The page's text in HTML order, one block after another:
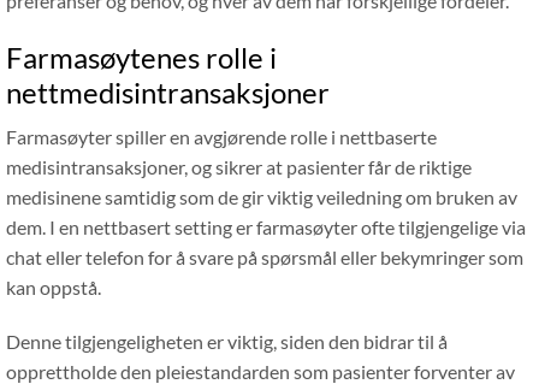
Farmasøytenes rolle i
nettmedisintransaksjoner
Farmasøyter spiller en avgjørende rolle i nettbaserte
medisintransaksjoner, og sikrer at pasienter får de riktige
medisinene samtidig som de gir viktig veiledning om bruken av
dem. I en nettbasert setting er farmasøyter ofte tilgjengelige via
chat eller telefon for å svare på spørsmål eller bekymringer som
kan oppstå.
Denne tilgjengeligheten er viktig, siden den bidrar til å
opprettholde den pleiestandarden som pasienter forventer av